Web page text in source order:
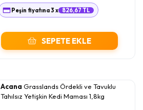
Peşin fiyatına 3 x
826,67 TL
SEPETE EKLE
Acana Grasslands Ördekli ve Tavuklu
Tahılsız Yetişkin Kedi Maması 1,8kg